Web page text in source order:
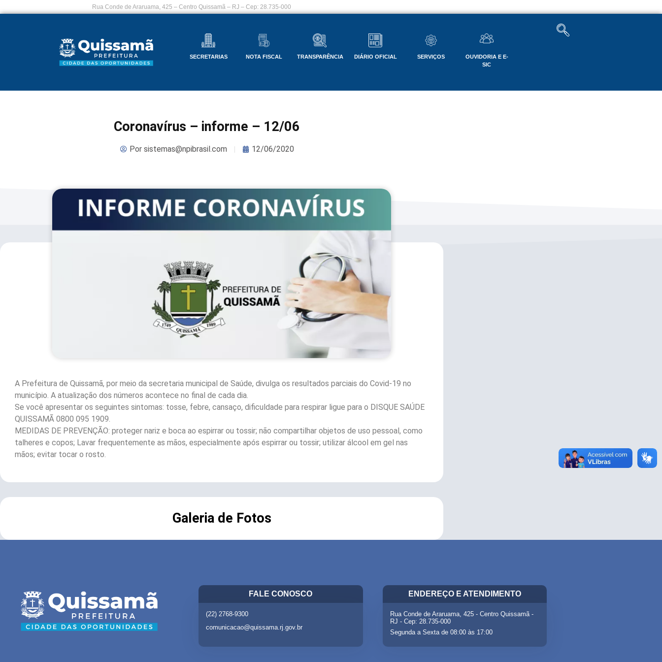
Rua Conde de Araruama, 425 – Centro Quissamã – RJ – Cep: 28.735-000
SECRETARIAS NOTA FISCAL TRANSPARÊNCIA DIÁRIO OFICIAL SERVIÇOS
OUVIDORIA E E-
SIC
Coronavírus – informe – 12/06
Porsistemas@npibrasil.com 12/06/2020
A Prefeitura de Quissamã, por meio da secretaria municipal de Saúde, divulga os resultados parciais do Covid-19 no
município. A atualização dos números acontece no final de cada dia.
Se você apresentar os seguintes sintomas: tosse, febre, cansaço, dificuldade para respirar ligue para o DISQUE SAÚDE
QUISSAMÃ 0800 095 1909.
MEDIDAS DE PREVENÇÃO: proteger nariz e boca ao espirrar ou tossir; não compartilhar objetos de uso pessoal, como
talheres e copos; Lavar frequentemente as mãos, especialmente após espirrar ou tossir; utilizar álcool em gel nas
mãos; evitar tocar o rosto.
Galeria de Fotos
FALE CONOSCO
(22) 2768-9300
comunicacao@quissama.rj.gov.br
ENDEREÇO E ATENDIMENTO
Rua Conde de Araruama, 425 - Centro Quissamã -
RJ - Cep: 28.735-000
Segunda a Sexta de 08:00 às 17:00